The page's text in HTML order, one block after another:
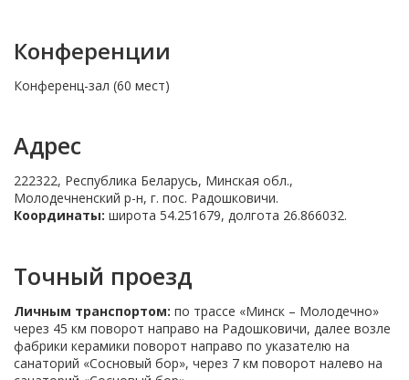
Конференции
Конференц-зал (60 мест)
Адрес
222322, Республика Беларусь, Минская обл.,
Молодечненский р-н, г. пос. Радошковичи.
Координаты: широта 54.251679, долгота 26.866032.
Точный проезд
Личным транспортом: по трассе «Минск – Молодечно»
через 45 км поворот направо на Радошковичи, далее возле
фабрики керамики поворот направо по указателю на
санаторий «Сосновый бор», через 7 км поворот налево на